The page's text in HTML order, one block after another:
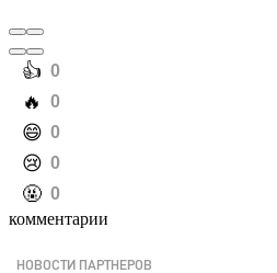
️👍 0
️🔥 0
️😄 0
️😢 0
️🤬 0
комментарии